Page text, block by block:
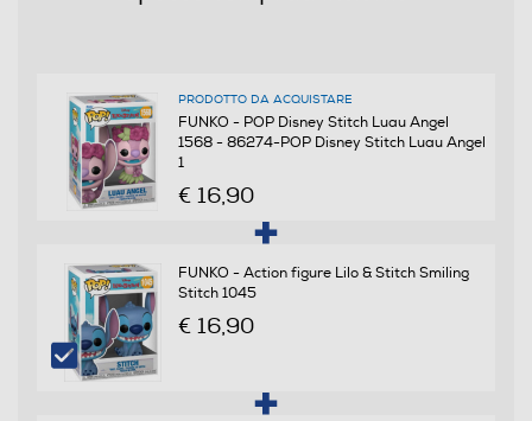
PRODOTTO DA ACQUISTARE
FUNKO - POP Disney Stitch Luau Angel
1568 - 86274-POP Disney Stitch Luau Angel
1
€ 16,90
FUNKO - Action figure Lilo & Stitch Smiling
Stitch 1045
€ 16,90